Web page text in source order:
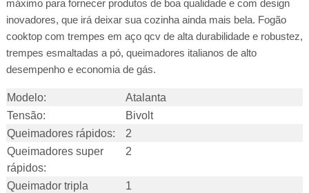
máximo para fornecer produtos de boa qualidade e com design
inovadores, que irá deixar sua cozinha ainda mais bela. Fogão
cooktop com trempes em aço qcv de alta durabilidade e robustez,
trempes esmaltadas a pó, queimadores italianos de alto
desempenho e economia de gás.
Modelo:
Atalanta
Tensão:
Bivolt
Queimadores rápidos:
2
Queimadores super
rápidos:
2
Queimador tripla
1